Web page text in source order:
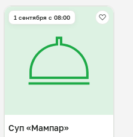
1 сентября с 08:00
Суп «Мампар»